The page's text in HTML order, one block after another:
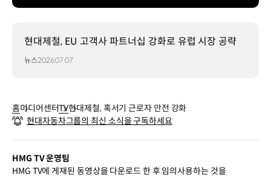
현대제철, EU 고객사 파트너십 강화로 유럽 시장 공략
뉴스2026.07.07
홈미디어센터TV현대제철, 혹서기 근로자 안전 강화
현대자동차그룹의 최신 소식을 구독하세요
HMG TV 운영팀
HMG TV에 게재된 동영상을 다운로드 한 후 임의사용하는 것을